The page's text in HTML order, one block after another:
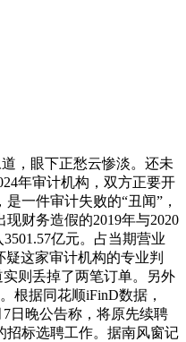
，眼下正愁云惨淡。还未
年审计机构，双方正要开
一件审计失败的“丑闻”，
财务造假的2019年与2020
亿元。占当期营业
这家审计机构的专业判
则丢掉了两笔订单。另外
根据同花顺iFinD数据，
日晚公告称，将原先续聘
招标选聘工作。据南风窗记